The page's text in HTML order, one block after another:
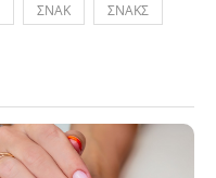
ΣΝΑΚ
ΣΝΑΚΣ